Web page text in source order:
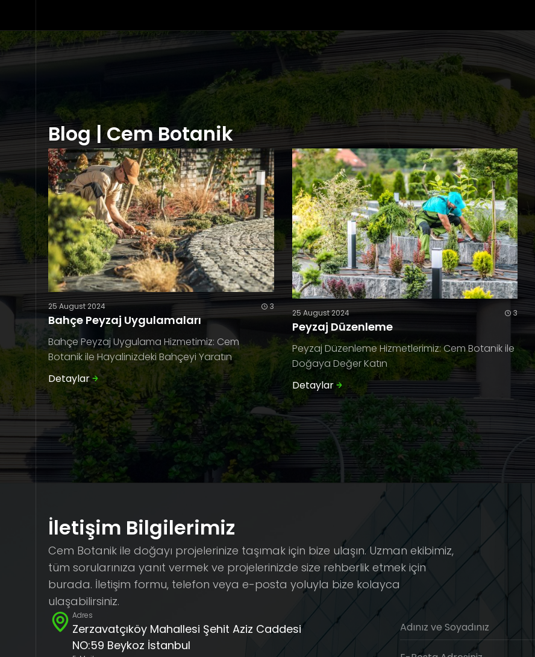
Blog | Cem Botanik
25 August 2024 3
Bahçe Peyzaj Uygulamaları
Bahçe Peyzaj Uygulama Hizmetimiz: Cem
Botanik ile Hayalinizdeki Bahçeyi Yaratın
Detaylar
25 August 2024 3
Peyzaj Düzenleme
Peyzaj Düzenleme Hizmetlerimiz: Cem Botanik ile
Doğaya Değer Katın
Detaylar
İletişim Bilgilerimiz
Cem Botanik ile doğayı projelerinize taşımak için bize ulaşın. Uzman ekibimiz,
tüm sorularınıza yanıt vermek ve projelerinizde size rehberlik etmek için
burada. İletişim formu, telefon veya e-posta yoluyla bize kolayca
ulaşabilirsiniz.
Adres
Zerzavatçıköy Mahallesi Şehit Aziz Caddesi
NO:59 Beykoz İstanbul
Adınız ve Soyadınız